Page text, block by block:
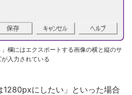
」欄にはエクスポートする画像の横と縦のサ
が入力されている
1280pxにしたい」といった場合